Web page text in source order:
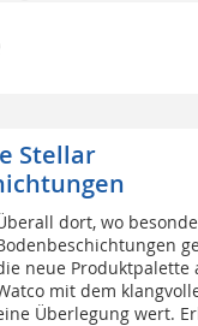
Stellar
dort, wo
neue Produktpalette
mit dem
Überlegung wert.